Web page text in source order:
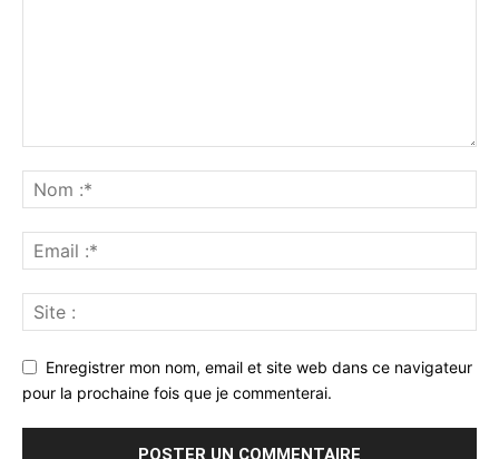
Enregistrer mon nom, email et site web dans ce navigateur
pour la prochaine fois que je commenterai.